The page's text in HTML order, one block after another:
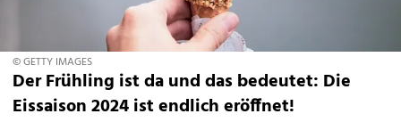
© GETTY IMAGES
Der Frühling ist da und das bedeutet: Die
Eissaison 2024 ist endlich eröffnet!